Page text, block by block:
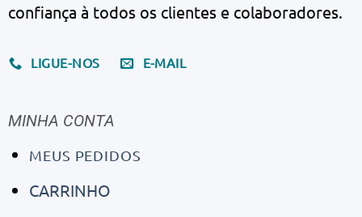
confiança à todos os clientes e colaboradores.
LIGUE-NOS E-MAIL
MINHA CONTA
MEUS PEDIDOS
CARRINHO